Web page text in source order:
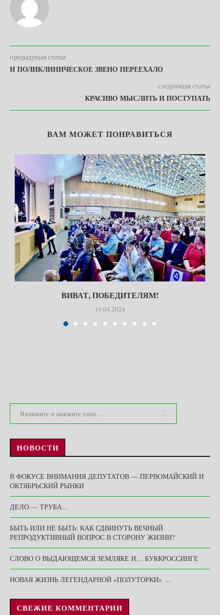
предыдущая статья
И ПОЛИКЛИНИЧЕСКОЕ ЗВЕНО ПЕРЕЕХАЛО
следующая статья
КРАСИВО МЫСЛИТЬ И ПОСТУПАТЬ
ВАМ МОЖЕТ ПОНРАВИТЬСЯ
ВИВАТ, ПОБЕДИТЕЛЯМ!
19.04.2024
НОВОСТИ
В ФОКУСЕ ВНИМАНИЯ ДЕПУТАТОВ — ПЕРВОМАЙСКИЙ И
ОКТЯБРЬСКИЙ РЫНКИ
ДЕЛО — ТРУБА…
БЫТЬ ИЛИ НЕ БЫТЬ: КАК СДВИНУТЬ ВЕЧНЫЙ
РЕПРОДУКТИВНЫЙ ВОПРОС В СТОРОНУ ЖИЗНИ?
СЛОВО О ВЫДАЮЩЕМСЯ ЗЕМЛЯКЕ И… БУККРОССИНГЕ
НОВАЯ ЖИЗНЬ ЛЕГЕНДАРНОЙ «ПОЛУТОРКИ» …
СВЕЖИЕ КОММЕНТАРИИ